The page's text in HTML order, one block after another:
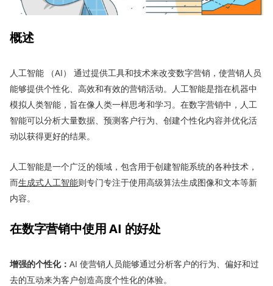
概述
人工智能 （AI） 通过提供工具和技术来改变数字营销，使营销人员
能够提供个性化、高效和有效的营销活动。人工智能是指在机器中
模拟人类智能，旨在像人类一样思考和学习。在数字营销中，人工
智能可以分析大量数据、预测客户行为、创建个性化内容并优化活
动以获得更好的结果。
人工智能是一个广泛的领域，包含用于创建智能系统的各种技术，
而生成式人工智能则专门专注于使用高级算法生成图像和文本等新
内容。
在数字营销中使用 AI 的好处
增强的个性化： AI 使营销人员能够通过分析客户的行为、偏好和过
去的互动来为客户创造高度个性化的体验。